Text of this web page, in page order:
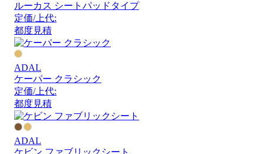
ルーカス シートパッドタイプ
定価/上代:
都度見積
ADAL
ケーパー クラシック
定価/上代:
都度見積
ADAL
ケビン ファブリックシート